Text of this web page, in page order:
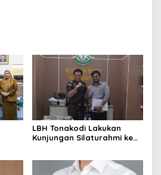
LBH Tonakodi Lakukan
Kunjungan Silaturahmi ke